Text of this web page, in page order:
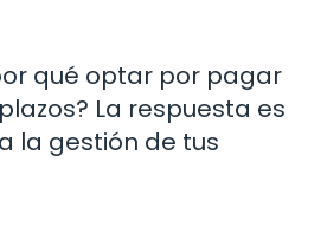
qué optar por pagar
La respuesta es
la gestión de tus